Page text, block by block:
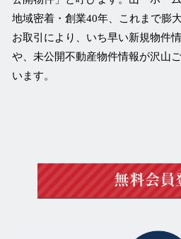
地域密着・創業40年、これまで膨
お取引により、いち早い新規物件
や、未公開不動産物件情報が沢山
います。